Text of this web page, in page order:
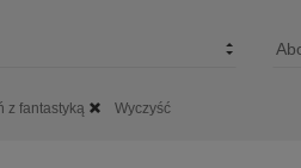
z fantastyką Wyczyść